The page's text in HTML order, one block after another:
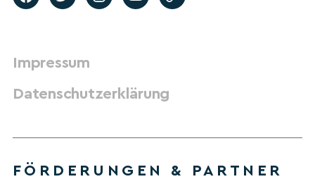
Impressum
Datenschutzerklärung
FÖRDERUNGEN & PARTNER